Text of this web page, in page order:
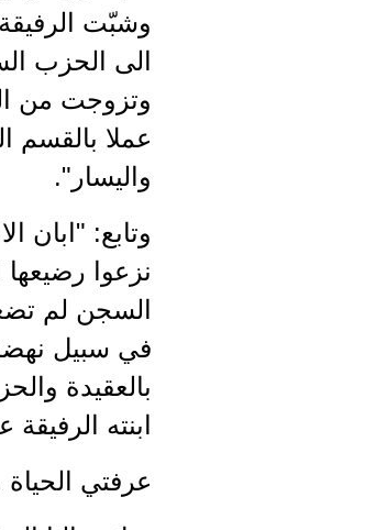
وشبّت
الى الحزب
وتزوجت من
عملا بالقسم
واليسار".
نزعوا
السجن لم
في سبيل نهضة
بالعقيدة
ابنته الرفيقة
عرفتي